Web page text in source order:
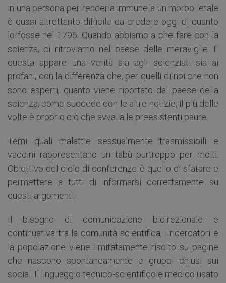
in una persona per renderla immune a un morbo letale
è quasi altrettanto difficile da credere oggi di quanto
lo fosse nel 1796. Quando abbiamo a che fare con la
scienza, ci ritroviamo nel paese delle meraviglie. E
questa appare una verità sia agli scienziati sia ai
profani, con la differenza che, per quelli di noi che non
sono esperti, quanto viene riportato dal paese della
scienza, come succede con le altre notizie, il più delle
volte è proprio ciò che avvalla le preesistenti paure.
Temi quali malattie sessualmente trasmissibili e
vaccini rappresentano un tabù purtroppo per molti.
Obiettivo del ciclo di conferenze è quello di sfatare e
permettere a tutti di informarsi correttamente su
questi argomenti.
Il bisogno di comunicazione bidirezionale e
continuativa tra la comunità scientifica, i ricercatori e
la popolazione viene limitatamente risolto su pagine
che nascono spontaneamente e gruppi chiusi sui
social. Il linguaggio tecnico-scientifico e medico usato